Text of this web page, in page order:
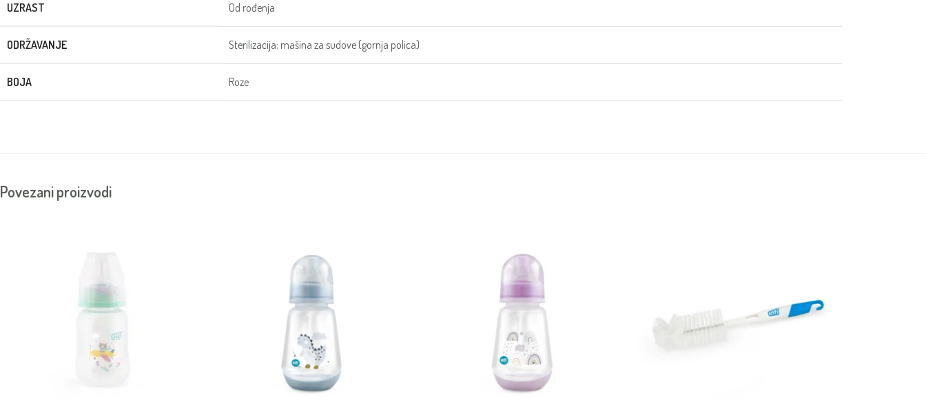
UZRAST Od rođenja
ODRŽAVANJE Sterilizacija; mašina za sudove (gornja polica)
BOJA Roze
Povezani proizvodi